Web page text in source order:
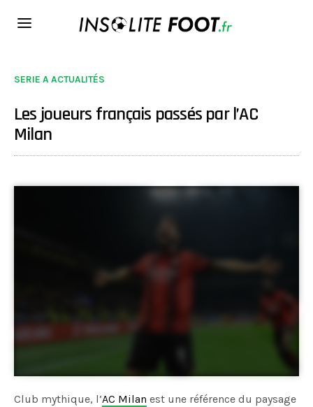
SERIE A ACTUALITÉS
Les joueurs français passés par l’AC
Milan
Club mythique, l’AC Milan est une référence du paysage